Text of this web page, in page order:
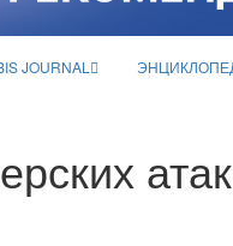
JOURNAL